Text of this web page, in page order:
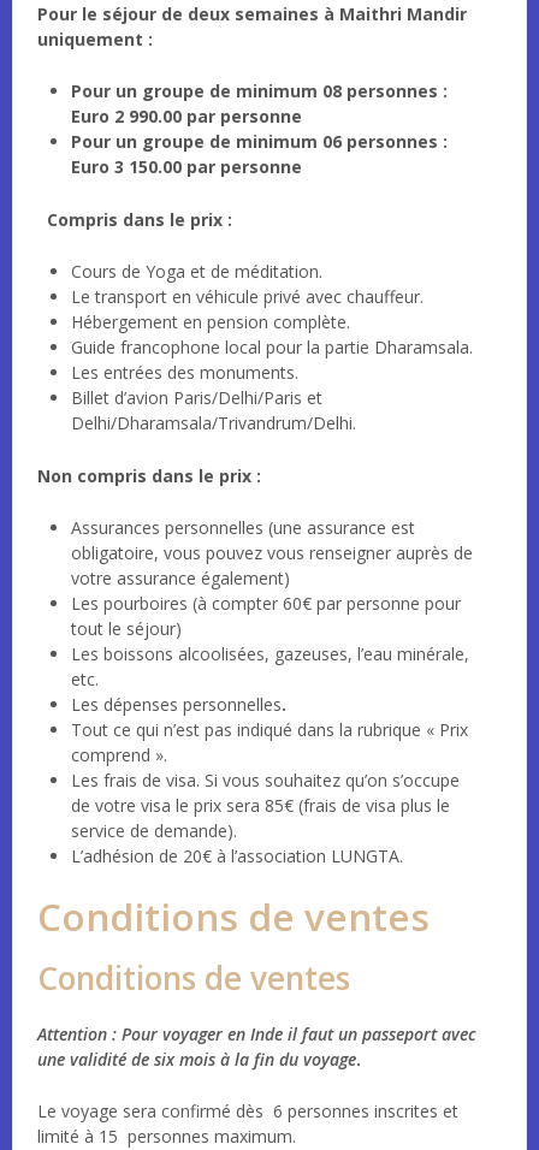
Pour le séjour de deux semaines à Maithri Mandir
uniquement :
Pour un groupe de minimum 08 personnes :
Euro 2 990.00 par personne
Pour un groupe de minimum 06 personnes :
Euro 3 150.00 par personne
Compris dans le prix :
Cours de Yoga et de méditation.
Le transport en véhicule privé avec chauffeur.
Hébergement en pension complète.
Guide francophone local pour la partie Dharamsala.
Les entrées des monuments.
Billet d’avion Paris/Delhi/Paris et
Delhi/Dharamsala/Trivandrum/Delhi.
Non compris dans le prix :
Assurances personnelles (une assurance est
obligatoire, vous pouvez vous renseigner auprès de
votre assurance également)
Les pourboires (à compter 60€ par personne pour
tout le séjour)
Les boissons alcoolisées, gazeuses, l’eau minérale,
etc.
Les dépenses personnelles.
Tout ce qui n’est pas indiqué dans la rubrique « Prix
comprend ».
Les frais de visa. Si vous souhaitez qu’on s’occupe
de votre visa le prix sera 85€ (frais de visa plus le
service de demande).
L’adhésion de 20€ à l’association LUNGTA.
Conditions de ventes
Conditions de ventes
Attention : Pour voyager en Inde il faut un passeport avec
une validité de six mois à la fin du voyage.
Le voyage sera confirmé dès 6 personnes inscrites et
limité à 15 personnes maximum.